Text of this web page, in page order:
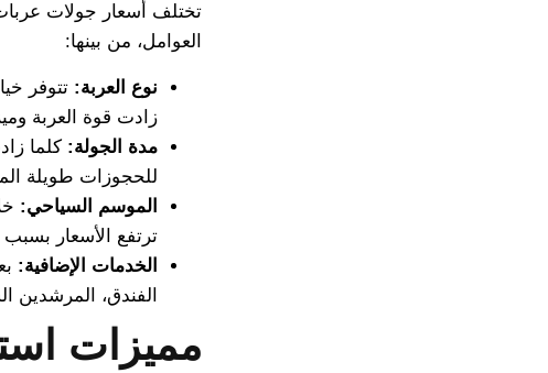
تختلف أسعار جولات
العوامل، من بينها:
نوع العربة: تتوفر
زادت قوة العربة
مدة الجولة: كلما
للحجوزات طويلة
الموسم السياحي:
ترتفع الأسعار
الخدمات الإضافية:
الفندق، المرشدين
مميزات